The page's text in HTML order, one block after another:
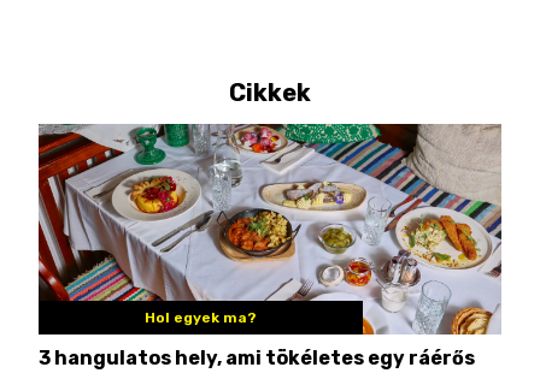
Cikkek
Hol egyek ma?
3 hangulatos hely, ami tökéletes egy ráérős